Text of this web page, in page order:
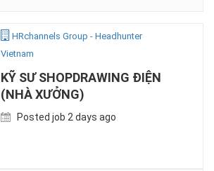
HRchannels Group - Headhunter
Vietnam
KỸ SƯ SHOPDRAWING ĐIỆN
(NHÀ XƯỞNG)
Posted job 2 days ago